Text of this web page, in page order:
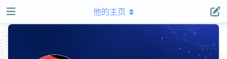
他的主页